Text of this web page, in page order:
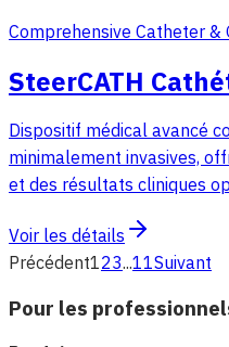
Comprehensive Catheter &
SteerCATH
Dispositif médical avancé
minimalement invasives,
et des résultats cliniques
Voir les détails
Précédent123...11Suivant
Pour les